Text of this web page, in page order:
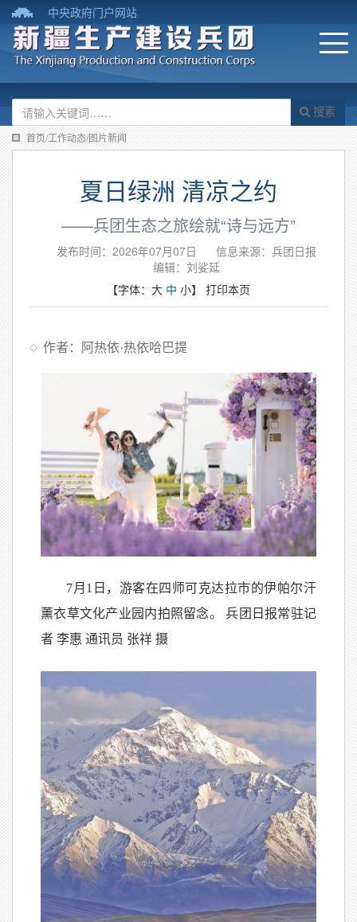
中央政府门户网站
搜索
首页/工作动态/图片新闻
夏日绿洲 清凉之约
——兵团生态之旅绘就“诗与远方”
发布时间：2026年07月07日
信息来源：​兵团日报
编辑：刘娑延
【字体： 大 中 小】 打印本页
作者：阿热依·热依哈巴提
7月1日，游客在四师可克达拉市的伊帕尔汗
薰衣草文化产业园内拍照留念。 兵团日报常驻记
者 李惠 通讯员 张祥 摄